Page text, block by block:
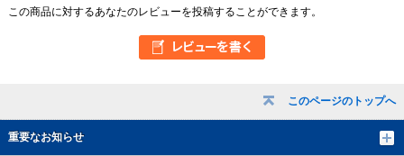
このページのトップへ
重要なお知らせ
この商品に対するあなたのレビューを投稿することができます。